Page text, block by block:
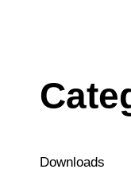
Downloads